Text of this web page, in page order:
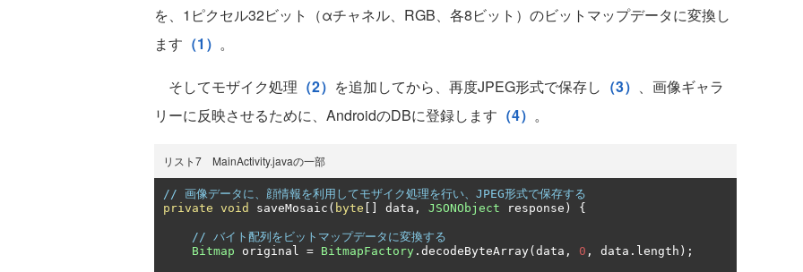
を、1ピクセル32ビット（αチャネル、RGB、各8ビット）のビットマップデータに変換し
ます （1） 。
そしてモザイク処理 （2） を追加してから、再度JPEG形式で保存し （3） 、画像ギャラ
リーに反映させるために、AndroidのDBに登録します （4） 。
リスト7 MainActivity.javaの一部
// 画像データに、顔情報を利用してモザイク処理を行い、JPEG形式で保存する
private void saveMosaic ( byte data , JSONObject response ) {
// バイト配列をビットマップデータに変換する
Bitmap original = BitmapFactory . decodeByteArray( data , 0 , data . length );